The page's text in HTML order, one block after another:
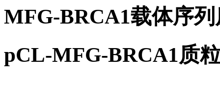
MFG-BRCA1载体序
pCL-MFG-BRCA1质